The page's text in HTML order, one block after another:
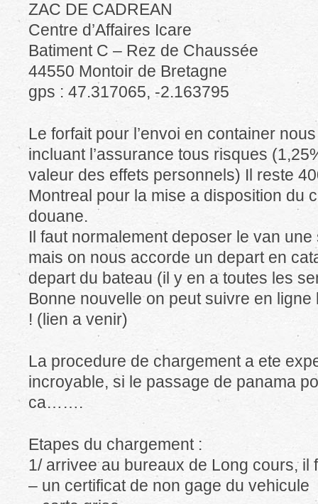
ZAC DE CADREAN
Centre d’Affaires Icare
Batiment C – Rez de Chaussée
44550 Montoir de Bretagne
gps : 47.317065, -2.163795
Le forfait pour l’envoi en container
incluant l’assurance tous risques
valeur des effets personnels) Il reste
Montreal pour la mise a disposition du
douane.
Il faut normalement deposer le van une
mais on nous accorde un depart en
depart du bateau (il y en a toutes les
Bonne nouvelle on peut suivre en
! (lien a venir)
La procedure de chargement a ete
incroyable, si le passage de panama
ca…….
Etapes du chargement :
1/ arrivee au bureaux de Long cours, il
– un certificat de non gage du vehicule